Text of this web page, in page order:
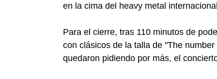
en la cima del heavy metal
Para el cierre, tras 110 minutos de
con clásicos de la talla de "The
quedaron pidiendo por más, el